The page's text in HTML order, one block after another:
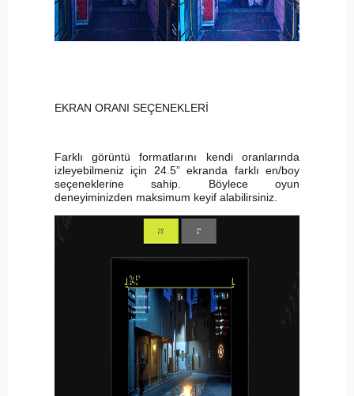
EKRAN ORANI SEÇENEKLERİ
Farklı görüntü formatlarını kendi oranlarında
izleyebilmeniz için 24.5” ekranda farklı en/boy
seçeneklerine sahip. Böylece oyun
deneyiminizden maksimum keyif alabilirsiniz.